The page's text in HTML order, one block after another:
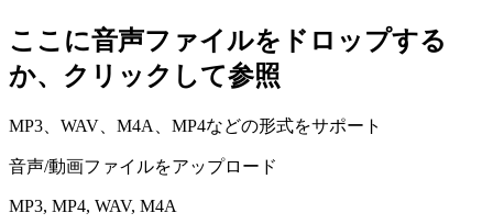
LANGUAGE
EN
English
DE
Deutsch
Français Italiano
RU
Русский
JA
ここに音声ファイルをドロップする
か、クリックして参照
MP3、WAV、M4A、MP4などの形式をサポート
音声/動画ファイルをアップロード
MP3, MP4, WAV, M4A